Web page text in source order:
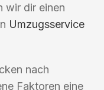
wir dir einen
Umzugsservice
nach
Faktoren eine